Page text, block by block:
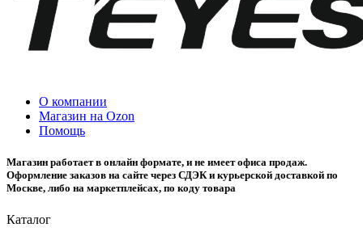
О компании
Магазин на Ozon
Помощь
Магазин работает в онлайн формате, и не имеет офиса продаж.
Оформление заказов на сайте через СДЭК и курьерской доставкой по
Москве, либо на маркетплейсах, по коду товара
Каталог